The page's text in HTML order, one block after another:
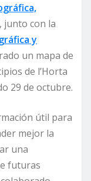
junto con la
y
un mapa de
de l’Horta
29 de octubre.
útil para
mejor la
una
futuras